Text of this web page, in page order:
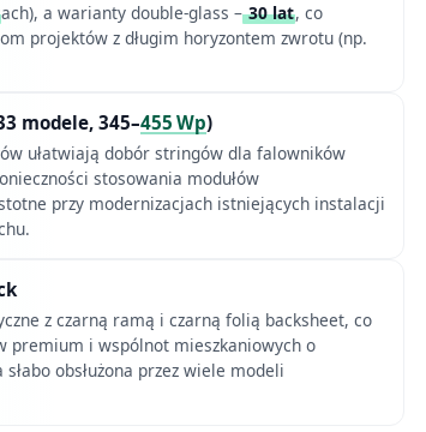
ach), a warianty double-glass –30 lat, co
projektów z długim horyzontem zwrotu (np.
modele, 345–455 Wp)
ułatwiają dobór stringów dla falowników
stosowania modułów
przy modernizacjach istniejących instalacji
z czarną ramą i czarną folią backsheet, co
premium i wspólnot mieszkaniowych o
obsłużona przez wiele modeli